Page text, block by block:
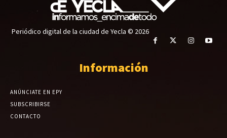
Periódico digital de la ciudad de Yecla © 2026
Información
ANÚNCIATE EN EPY
SUBSCRIBIRSE
CONTACTO